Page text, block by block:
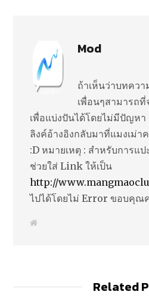
Mod
ถ้าเห็นว่าบทคว
เพื่อนๆสามารถ
เพื่อแบ่งปันได้โดยไม่มีปัญหา
ลิงค์อ้างอิงกลับมาที่แมงเม่
:D หมายเหตุ : สำหรับการแ
ช่วยใส่ Link ให้เป็น
http://
ไปได้โดยไม่ Error ขอบคุณ
Related